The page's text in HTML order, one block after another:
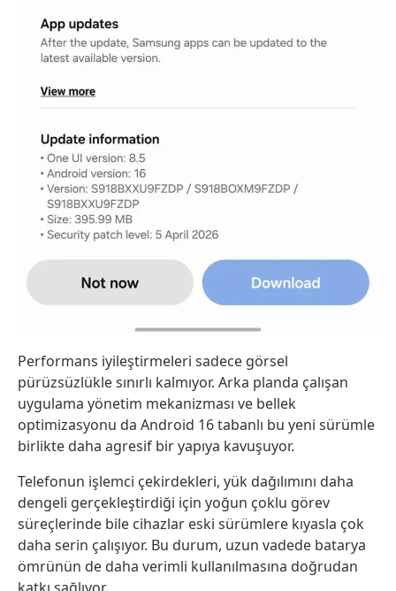
Performans iyileştirmeleri sadece görsel
pürüzsüzlükle sınırlı kalmıyor. Arka planda çalışan
uygulama yönetim mekanizması ve bellek
optimizasyonu da Android 16 tabanlı bu yeni sürümle
birlikte daha agresif bir yapıya kavuşuyor.
Telefonun işlemci çekirdekleri, yük dağılımını daha
dengeli gerçekleştirdiği için yoğun çoklu görev
süreçlerinde bile cihazlar eski sürümlere kıyasla çok
daha serin çalışıyor. Bu durum, uzun vadede batarya
ömrünün de daha verimli kullanılmasına doğrudan